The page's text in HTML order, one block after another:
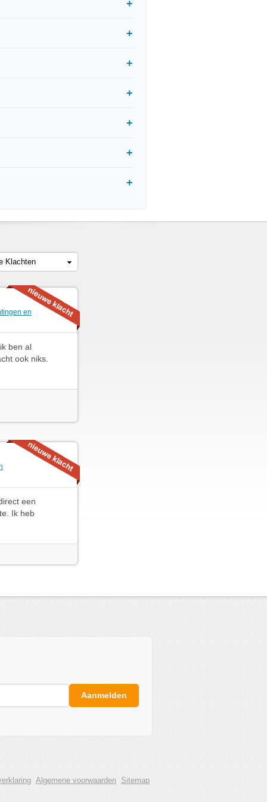
Klachten
en
ben al
ook niks.
een
Ik heb
Aanmelden
Algemene voorwaarden Sitemap